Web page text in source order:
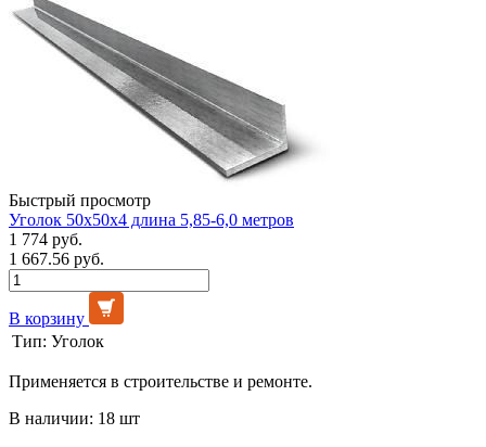
Быстрый просмотр
Уголок 50х50х4 длина 5,85-6,0 метров
1 774 руб.
1 667.56 руб.
В корзину
Тип: Уголок
Применяется в строительстве и ремонте.
В наличии: 18 шт